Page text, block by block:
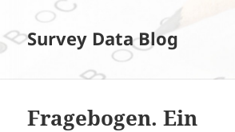
Survey Data Blog
Fragebogen. Ein